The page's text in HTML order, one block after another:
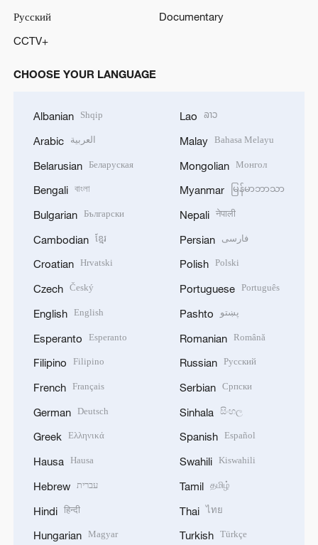
Русский
Documentary
CCTV+
CHOOSE YOUR LANGUAGE
Albanian Shqip
Arabic العربية
Belarusian Беларуская
Bengali বাংলা
Bulgarian Български
Cambodian ខ្មែរ
Croatian Hrvatski
Czech Český
English English
Esperanto Esperanto
Filipino Filipino
French Français
German Deutsch
Greek Ελληνικά
Hausa Hausa
Hebrew עברית
Hindi हिन्दी
Hungarian Magyar
Lao ລາວ
Malay Bahasa Melayu
Mongolian Монгол
Myanmar မြန်မာဘာသာ
Nepali नेपाली
Persian فارسی
Polish Polski
Portuguese Português
Pashto پښتو
Romanian Română
Russian Русский
Serbian Српски
Sinhala සිංහල
Spanish Español
Swahili Kiswahili
Tamil தமிழ்
Thai ไทย
Turkish Türkçe